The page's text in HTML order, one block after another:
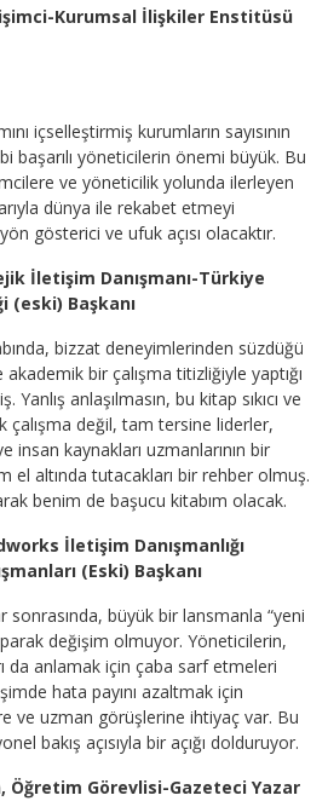
Kurumsal İlişkiler Enstitüsü
içselleştirmiş kurumların sayısının
başarılı yöneticilerin önemi büyük. Bu
ve yöneticilik yolunda ilerleyen
dünya ile rekabet etmeyi
gösterici ve ufuk açısı olacaktır.
İletişim Danışmanı-Türkiye
(eski) Başkanı
bizzat deneyimlerinden süzdüğü
bir çalışma titizliğiyle yaptığı
anlaşılmasın, bu kitap sıkıcı ve
çalışma değil, tam tersine liderler,
kaynakları uzmanlarının bir
el altında tutacakları bir rehber olmuş.
benim de başucu kitabım olacak.
İletişim Danışmanlığı
(Eski) Başkanı
sonrasında, büyük bir lansmanla “yeni
değişim olmuyor. Yöneticilerin,
da anlamak için çaba sarf etmeleri
hata payını azaltmak için
ve uzman görüşlerine ihtiyaç var. Bu
bakış açısıyla bir açığı dolduruyor.
Öğretim Görevlisi-Gazeteci Yazar